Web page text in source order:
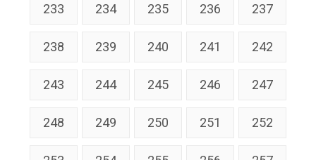
233 234 235 236 237
238 239 240 241 242
243 244 245 246 247
248 249 250 251 252